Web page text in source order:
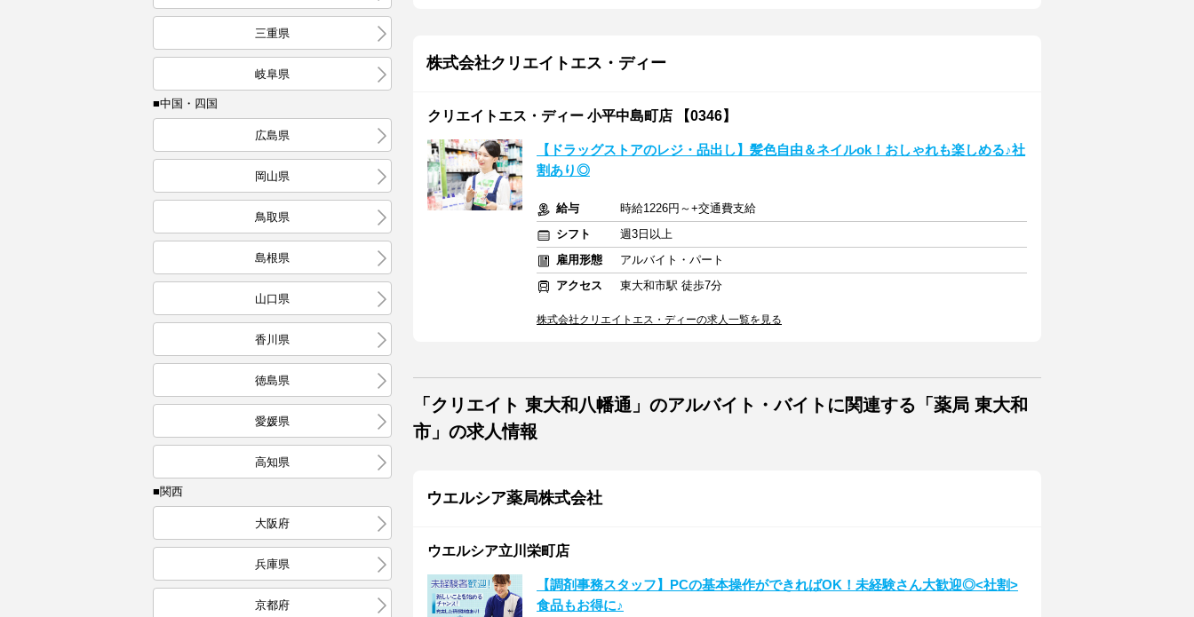
三重県
岐阜県
■中国・四国
広島県
岡山県
鳥取県
島根県
山口県
香川県
徳島県
愛媛県
高知県
■関西
大阪府
兵庫県
京都府
株式会社クリエイトエス・ディー
クリエイトエス・ディー 小平中島町店 【0346】
【ドラッグストアのレジ・品出し】髪色自由＆ネイルok！おしゃれも楽しめる♪社
割あり◎
給与
時給1226円～+交通費支給
シフト
週3日以上
雇用形態
アルバイト・パート
アクセス
東大和市駅 徒歩7分
株式会社クリエイトエス・ディーの求人一覧を見る
「クリエイト 東大和八幡通」のアルバイト・バイトに関連する「薬局 東大和
市」の求人情報
ウエルシア薬局株式会社
ウエルシア立川栄町店
【調剤事務スタッフ】PCの基本操作ができればOK！未経験さん大歓迎◎<社割>
食品もお得に♪